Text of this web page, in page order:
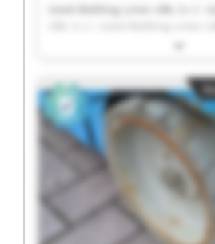
Used Bottling Lines UBL S.r.l.
Bottling Lines UBL S.r.l. Used
Lines UBL S.r.l. Used Bottling
Used Bottling Lines UBL S.r.l.
UBL S.r.l. Used Bottling Lines
Bottling Lines UBL S.r.l. Used
S.r.l. Used Bottling Lines UBL
Lines UBL S.r.l. Used Bottling
Used Bottling Lines UBL S.r.l.
UBL S.r.l. Used Bottling Lines
Bottling Lines UBL S.r.l.